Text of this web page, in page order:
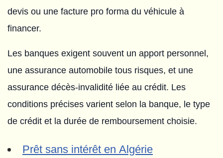
devis ou une facture pro forma du véhicule à
financer.
Les banques exigent souvent un apport personnel,
une assurance automobile tous risques, et une
assurance décès-invalidité liée au crédit. Les
conditions précises varient selon la banque, le type
de crédit et la durée de remboursement choisie.
Prêt sans intérêt en Algérie